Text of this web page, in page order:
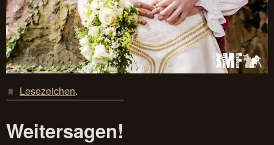
Lesezeichen.
Weitersagen!